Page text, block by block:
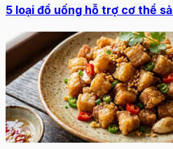
5 loại đồ uống hỗ trợ cơ thể